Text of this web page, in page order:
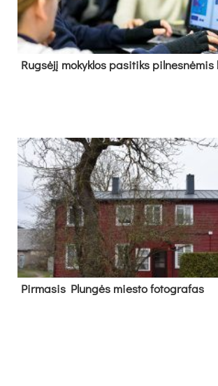
Rug­sė­jį mo­kyk­los pa­si­tiks pil­nes­nė­mis
Pir­ma­sis Plun­gės mies­to fo­tog­ra­fas